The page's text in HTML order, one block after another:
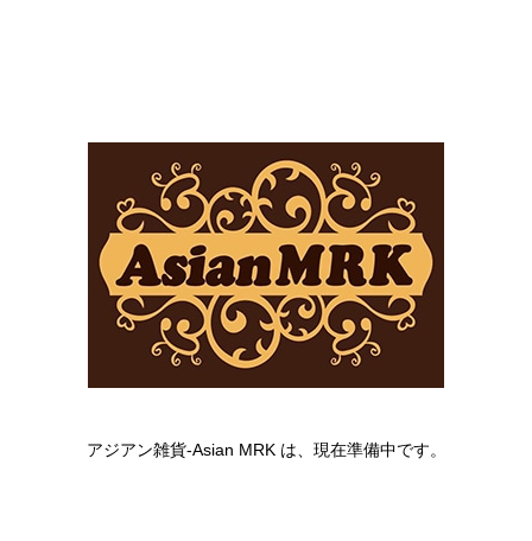
アジアン雑貨-Asian MRK は、現在準備中です。